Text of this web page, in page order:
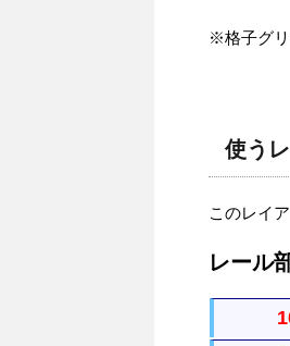
※格子グリ
使う
このレイ
レール